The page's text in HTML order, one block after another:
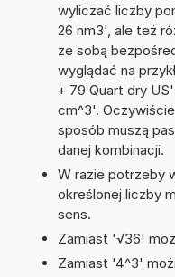
wyliczać liczby
26 nm3', ale też
ze sobą
wyglądać na
+ 79 Quart dry
cm^3'.
sposób muszą
danej kombinacji.
W razie potrzeby
określonej liczby
sens.
Zamiast '√36'
Zamiast '4^3'